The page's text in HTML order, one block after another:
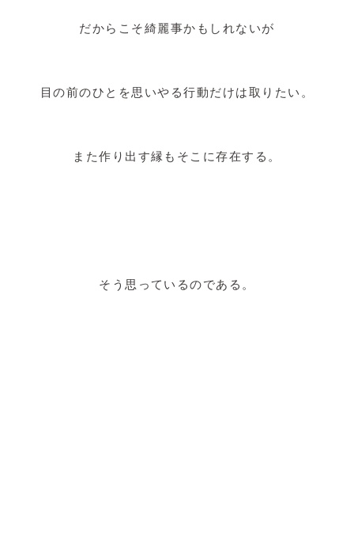
だからこそ綺麗事かもしれないが
目の前のひとを思いやる行動だけは取りたい。
また作り出す縁もそこに存在する。
そう思っているのである。